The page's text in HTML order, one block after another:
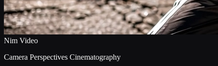
Nim Video
Camera Perspectives Cinematography